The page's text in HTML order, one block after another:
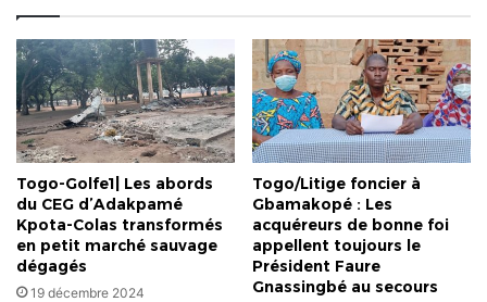
Togo-Golfe1| Les abords
du CEG d’Adakpamé
Kpota-Colas transformés
en petit marché sauvage
dégagés
19 décembre 2024
Togo/Litige foncier à
Gbamakopé : Les
acquéreurs de bonne foi
appellent toujours le
Président Faure
Gnassingbé au secours